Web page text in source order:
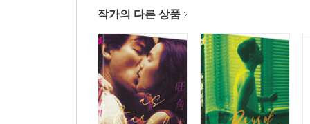
작가의 다른 상품